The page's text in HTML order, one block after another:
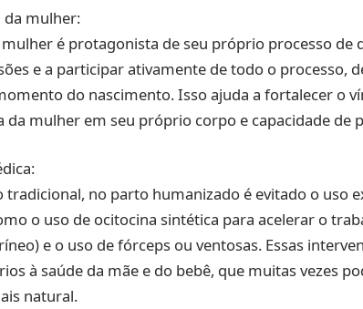
da mulher:
é protagonista de seu próprio processo de
e a participar ativamente de todo o processo,
do nascimento. Isso ajuda a fortalecer o
da mulher em seu próprio corpo e capacidade de
no parto humanizado é evitado o uso
o uso de ocitocina sintética para acelerar o
e o uso de fórceps ou ventosas. Essas
à saúde da mãe e do bebê, que muitas vezes
natural.